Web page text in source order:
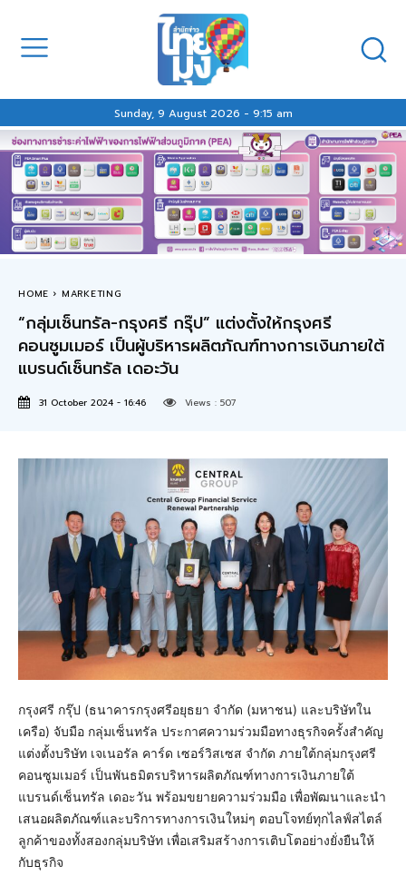
Sunday, 9 August 2026 - 9:15 am
HOME MARKETING
“กลุ่มเซ็นทรัล-กรุงศรี กรุ๊ป” แต่งตั้งให้กรุงศรี
คอนซูมเมอร์ เป็นผู้บริหารผลิตภัณฑ์ทางการเงินภายใต้
แบรนด์เซ็นทรัล เดอะวัน
31 October 2024 - 16:46 Views : 507
กรุงศรี กรุ๊ป (ธนาคารกรุงศรีอยุธยา จำกัด (มหาชน) และบริษัทใน
เครือ) จับมือ กลุ่มเซ็นทรัล ประกาศความร่วมมือทางธุรกิจครั้งสำคัญ
แต่งตั้งบริษัท เจเนอรัล คาร์ด เซอร์วิสเซส จำกัด ภายใต้กลุ่มกรุงศรี
คอนซูมเมอร์ เป็นพันธมิตรบริหารผลิตภัณฑ์ทางการเงินภายใต้
แบรนด์เซ็นทรัล เดอะวัน พร้อมขยายความร่วมมือ เพื่อพัฒนาและนำ
เสนอผลิตภัณฑ์และบริการทางการเงินใหม่ๆ ตอบโจทย์ทุกไลฟ์สไตล์
ลูกค้าของทั้งสองกลุ่มบริษัท เพื่อเสริมสร้างการเติบโตอย่างยั่งยืนให้
กับธุรกิจ